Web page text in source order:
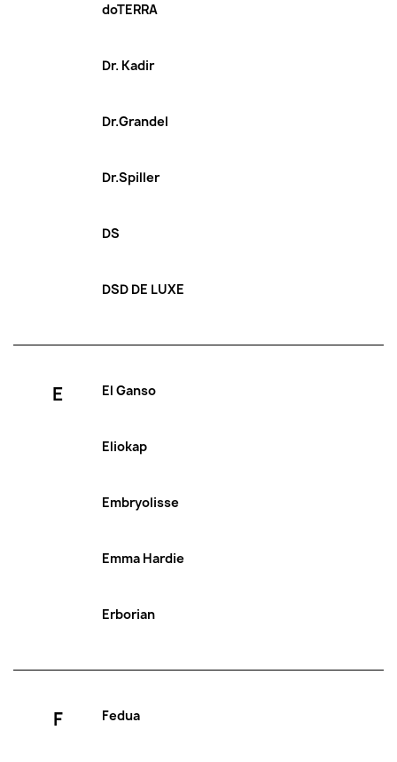
doTERRA
Dr. Kadir
Dr.Grandel
Dr.Spiller
DS
DSD DE LUXE
E El Ganso
Eliokap
Embryolisse
Emma Hardie
Erborian
F Fedua